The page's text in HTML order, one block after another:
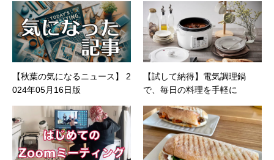
【秋葉の気になるニュース】 2
024年05月16日版
【試して納得】電気調理鍋
で、毎日の料理を手軽に